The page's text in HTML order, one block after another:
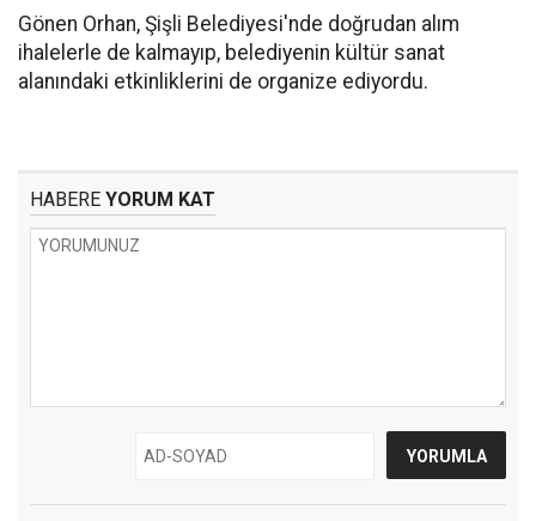
Gönen Orhan, Şişli Belediyesi'nde doğrudan alım
ihalelerle de kalmayıp, belediyenin kültür sanat
alanındaki etkinliklerini de organize ediyordu.
HABERE YORUM KAT